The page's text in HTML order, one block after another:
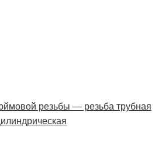
резьбы — резьба трубная